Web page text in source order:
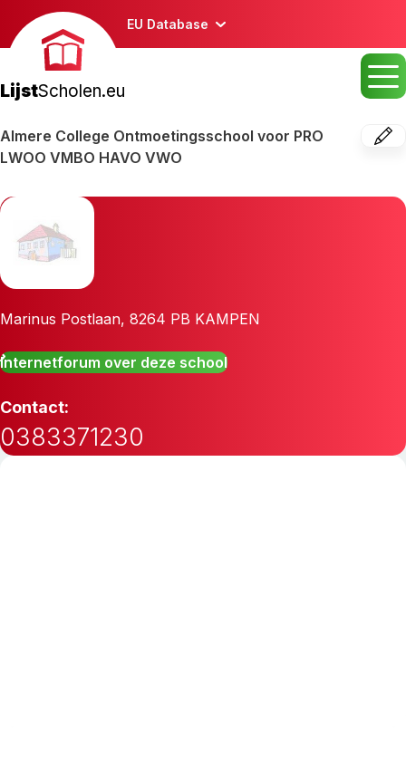
EU Database
LijstScholen.eu
Almere College Ontmoetingsschool voor PRO
LWOO VMBO HAVO VWO
Marinus Postlaan, 8264 PB KAMPEN
Internetforum over deze school
Contact:
0383371230